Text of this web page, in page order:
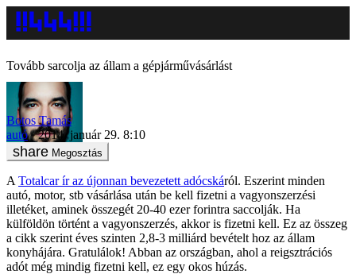
Tovább sarcolja az állam a gépjárművásárlást
Botos Tamás
autó
2014. január 29. 8:10
Megosztás
A Totalcar ír az újonnan bevezetett adócskáról. Eszerint minden
autó, motor, stb vásárlása után be kell fizetni a vagyonszerzési
illetéket, aminek összegét 20-40 ezer forintra saccolják. Ha
külföldön történt a vagyonszerzés, akkor is fizetni kell. Ez az összeg
a cikk szerint éves szinten 2,8-3 milliárd bevételt hoz az állam
konyhájára. Gratulálok! Abban az országban, ahol a reigsztrációs
adót még mindig fizetni kell, ez egy okos húzás.